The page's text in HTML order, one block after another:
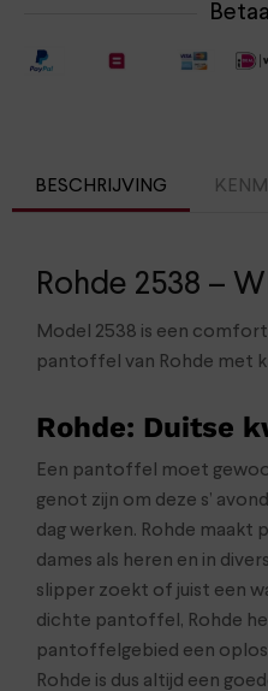
BESCHRIJVING
Rohde 2538 –
Model 2538 is een
pantoffel van Rohde met
Rohde: Duitse
Een pantoffel moet
genot zijn om deze s’
dag werken. Rohde
dames als heren en in
slipper zoekt of juist een
dichte pantoffel, Rohde
pantoffelgebied een
Rohde is dus altijd een